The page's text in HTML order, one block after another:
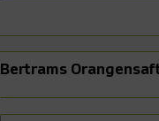
Bertrams